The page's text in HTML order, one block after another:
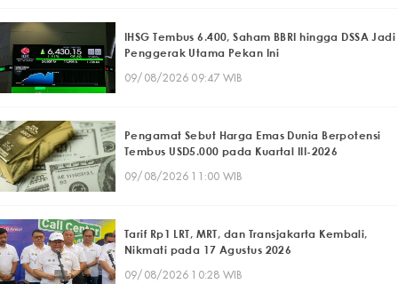
IHSG Tembus 6.400, Saham BBRI hingga DSSA Jadi
Penggerak Utama Pekan Ini
09/08/2026 09:47 WIB
Pengamat Sebut Harga Emas Dunia Berpotensi
Tembus USD5.000 pada Kuartal III-2026
09/08/2026 11:00 WIB
Tarif Rp1 LRT, MRT, dan Transjakarta Kembali,
Nikmati pada 17 Agustus 2026
09/08/2026 10:28 WIB